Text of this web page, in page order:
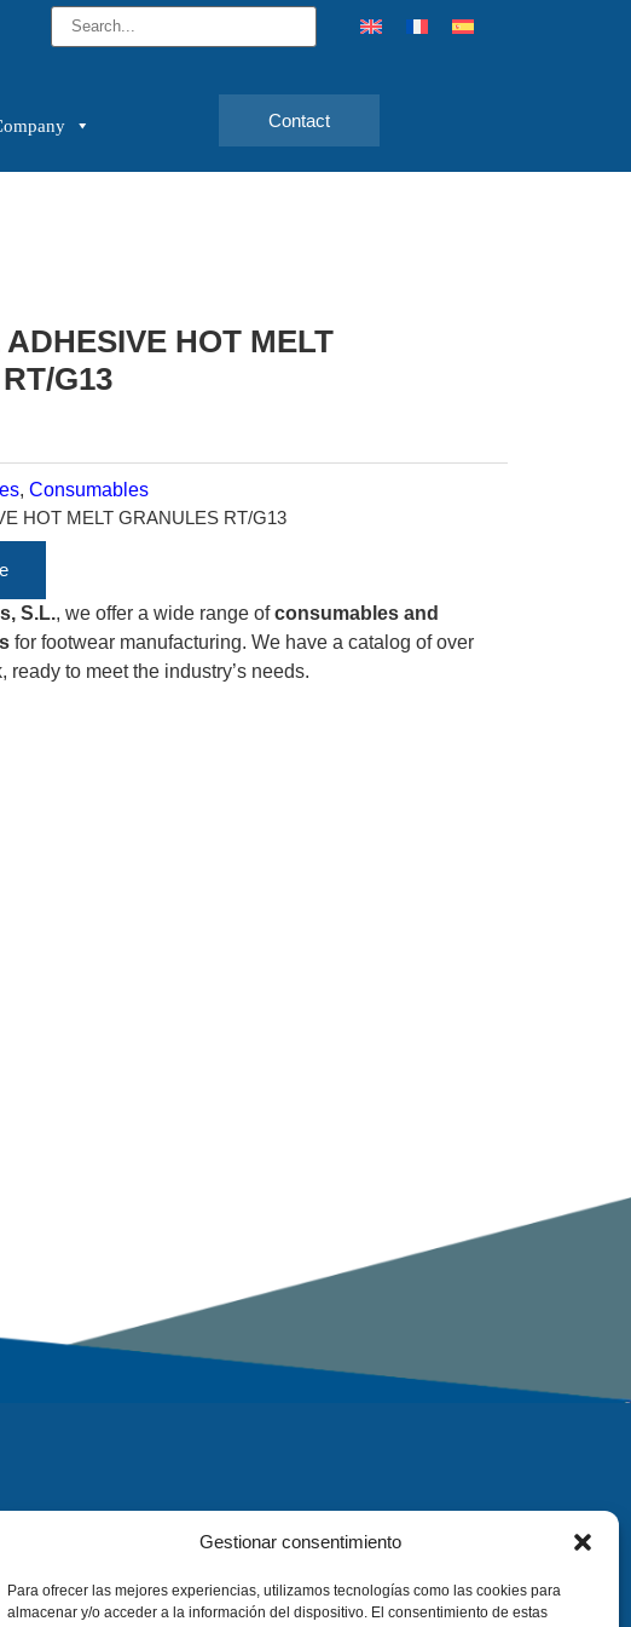
Gestionar consentimiento
Para ofrecer las mejores experiencias, utilizamos tecnologías como las cookies para
almacenar y/o acceder a la información del dispositivo. El consentimiento de estas
Contact
HOT MELT
G13
, Consumables
HOT MELT GRANULES RT/G13
S.L., we offer a wide range ofconsumables and
for footwear manufacturing. We have a catalog of over
ready to meet the industry’s needs.